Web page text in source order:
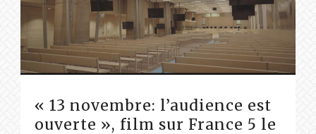
« 13 novembre: l’audience est
ouverte », film sur France 5 le